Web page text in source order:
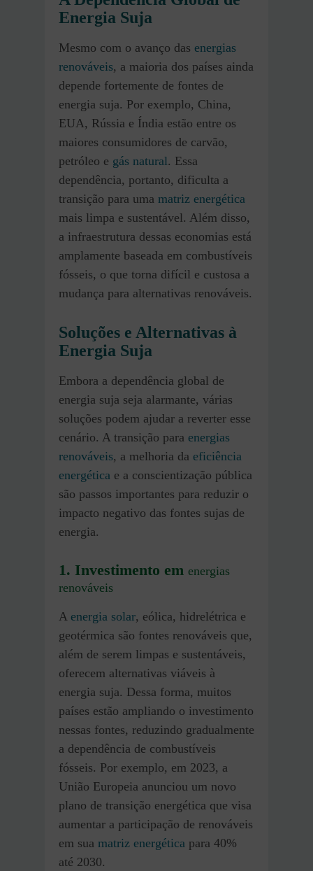
Energia Suja
Mesmo com o avanço das energias
renováveis, a maioria dos países ainda
depende fortemente de fontes de
energia suja. Por exemplo, China,
EUA, Rússia e Índia estão entre os
maiores consumidores de carvão,
petróleo e gás natural. Essa
dependência, portanto, dificulta a
transição para uma matriz energética
mais limpa e sustentável. Além disso,
a infraestrutura dessas economias está
amplamente baseada em combustíveis
fósseis, o que torna difícil e custosa a
mudança para alternativas renováveis.
Soluções e Alternativas à
Energia Suja
Embora a dependência global de
energia suja seja alarmante, várias
soluções podem ajudar a reverter esse
cenário. A transição para energias
renováveis, a melhoria da eficiência
energética e a conscientização pública
são passos importantes para reduzir o
impacto negativo das fontes sujas de
energia.
1. Investimento em energias
renováveis
A energia solar, eólica, hidrelétrica e
geotérmica são fontes renováveis que,
além de serem limpas e sustentáveis,
oferecem alternativas viáveis à
energia suja. Dessa forma, muitos
países estão ampliando o investimento
nessas fontes, reduzindo gradualmente
a dependência de combustíveis
fósseis. Por exemplo, em 2023, a
União Europeia anunciou um novo
plano de transição energética que visa
aumentar a participação de renováveis
em sua matriz energética para 40%
até 2030.